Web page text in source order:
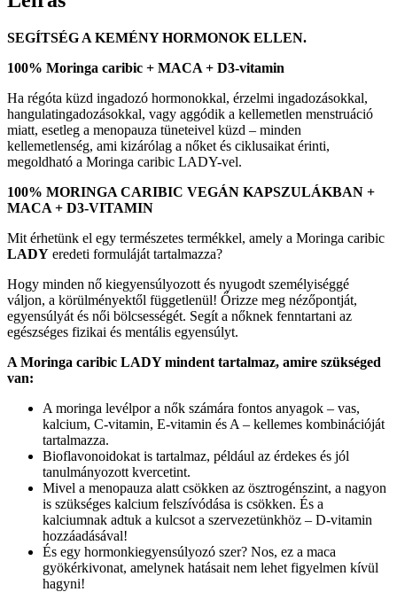
SEGÍTSÉG A KEMÉNY HORMONOK ELLEN.
100% Moringa caribic + MACA + D3-vitamin
Ha régóta küzd ingadozó hormonokkal, érzelmi ingadozásokkal,
hangulatingadozásokkal, vagy aggódik a kellemetlen menstruáció
miatt, esetleg a menopauza tüneteivel küzd – minden
kellemetlenség, ami kizárólag a nőket és ciklusaikat érinti,
megoldható a Moringa caribic LADY-vel.
100% MORINGA CARIBIC VEGÁN KAPSZULÁKBAN +
MACA + D3-VITAMIN
Mit érhetünk el egy természetes termékkel, amely a Moringa caribic
LADY eredeti formuláját tartalmazza?
Hogy minden nő kiegyensúlyozott és nyugodt személyiséggé
váljon, a körülményektől függetlenül! Őrizze meg nézőpontját,
egyensúlyát és női bölcsességét. Segít a nőknek fenntartani az
egészséges fizikai és mentális egyensúlyt.
A Moringa caribic LADY mindent tartalmaz, amire szükséged
van:
A moringa levélpor a nők számára fontos anyagok – vas,
kalcium, C-vitamin, E-vitamin és A – kellemes kombinációját
tartalmazza.
Bioflavonoidokat is tartalmaz, például az érdekes és jól
tanulmányozott kvercetint.
Mivel a menopauza alatt csökken az ösztrogénszint, a nagyon
is szükséges kalcium felszívódása is csökken. És a
kalciumnak adtuk a kulcsot a szervezetünkhöz – D-vitamin
hozzáadásával!
És egy hormonkiegyensúlyozó szer? Nos, ez a maca
gyökérkivonat, amelynek hatásait nem lehet figyelmen kívül
hagyni!